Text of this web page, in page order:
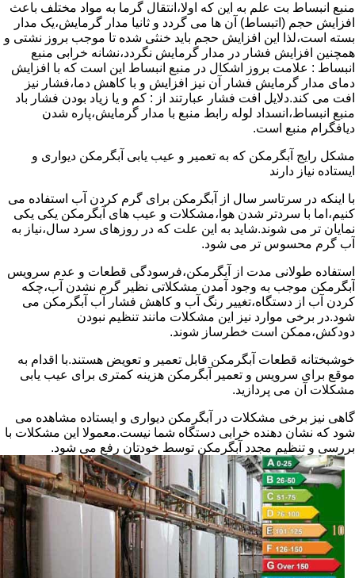
منبع انبساط بت علم به این که اولا،انتقال گرما به مواد مختلف باعث
افزایش حجم (اتبساط) آن ها می گردد و ثانیا مدار گرمایش،یک مدار
بسته است،لذا این افزایش حجم باید خنثی شده تا موجب بروز نشتی و
همچنین افزایش فشار در مدار گرمایش نگردد،نشانه خرابی منبع
انبساط : علامت بروز اشکال در منبع انبساط این است که با افزایش
دمای مدار گرمایش فشار آن نیز افزایش و با کاهش دما،فشار نیز
افت می کند.دلایل افت فشار عبارتند از : کم و یا زیاد بودن فشار باد
منبع انبساط،انسداد لوله رابط منبع با مدار گرمایش،پاره شدن
دیافگرام منبع است.
مشکل رایج آبگرمکن که به تعمیر و عیب یابی آبگرمکن دیواری و
ایستاده نیاز دارند
با اینکه در سرتاسر سال از آبگرمکن برای گرم کردن آب استفاده می
کنیم،اما با سردتر شدن هوا،مشکلات و عیب های آبگرمکن یکی یکی
نمایان تر می شوند.شاید به این علت که در روزهای سرد سال،نیاز به
آب گرم محسوس تر می شود.
استفاده طولانی مدت از آبگرمکن،فرسودگی قطعات و عدم سرویس
آبگرمکن موجب به وجود آمدن مشکلاتی نظیر گرم نشدن آب،چکه
کردن آب از دستگاه،تغییر رنگ آب و کاهش فشار آب آبگرمکن می
شود.در برخی موارد نیز این مشکلات مانند تنظیم نبودن
دودکش،ممکن است خطرساز شوند.
خوشبختانه قطعات آبگرمکن قابل تعمیر و تعویض هستند.با اقدام به
موقع برای سرویس و تعمیر آبگرمکن هزینه کمتری برای عیب یابی
مشکلات آن می پردازید.
گاهی نیز برخی مشکلات در آبگرمکن دیواری و ایستاده مشاهده می
شود که نشان دهنده خرابی دستگاه شما نیست.معمولا این مشکلات با
بررسی و تنظیم مجدد آبگرمکن توسط خودتان رفع می شود.